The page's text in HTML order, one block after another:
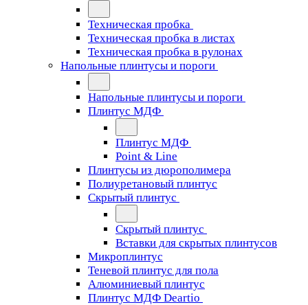
Техническая пробка
Техническая пробка в листах
Техническая пробка в рулонах
Напольные плинтусы и пороги
Напольные плинтусы и пороги
Плинтус МДФ
Плинтус МДФ
Point & Line
Плинтусы из дюрополимера
Полиуретановый плинтус
Скрытый плинтус
Скрытый плинтус
Вставки для скрытых плинтусов
Микроплинтус
Теневой плинтус для пола
Алюминиевый плинтус
Плинтус МДФ Deartio